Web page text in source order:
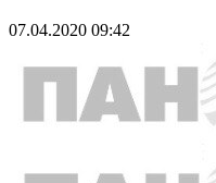
07.04.2020 09:42